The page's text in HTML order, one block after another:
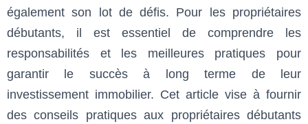
également son lot de défis. Pour les propriétaires
débutants, il est essentiel de comprendre les
responsabilités et les meilleures pratiques pour
garantir le succès à long terme de leur
investissement immobilier. Cet article vise à fournir
des conseils pratiques aux propriétaires débutants